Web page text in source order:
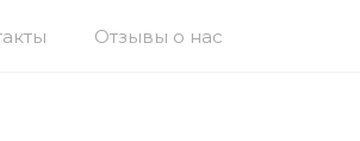
Отзывы о нас